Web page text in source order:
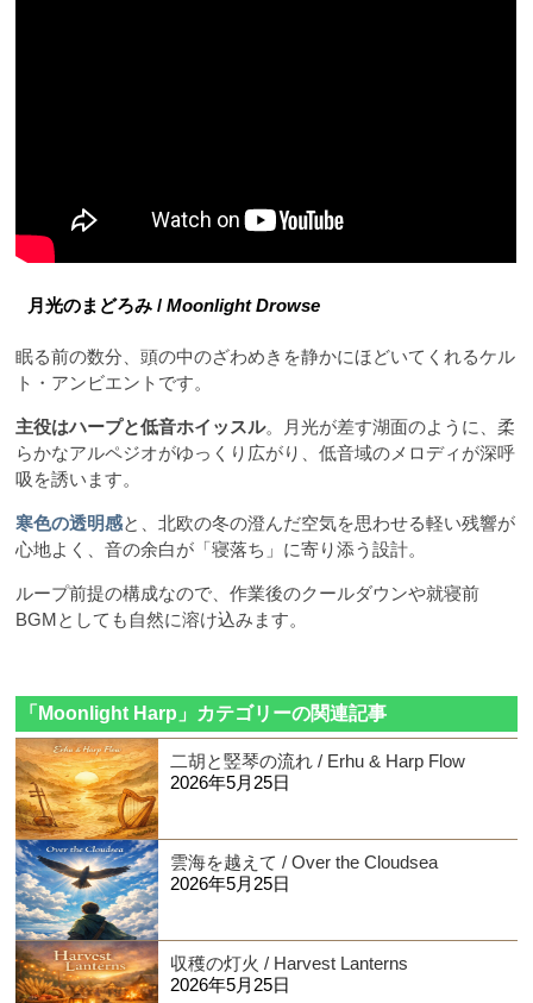
月光のまどろみ /Moonlight Drowse
眠る前の数分、頭の中のざわめきを静かにほどいてくれるケル
ト・アンビエントです。
主役はハープと低音ホイッスル。月光が差す湖面のように、柔
らかなアルペジオがゆっくり広がり、低音域のメロディが深呼
吸を誘います。
寒色の透明感と、北欧の冬の澄んだ空気を思わせる軽い残響が
心地よく、音の余白が「寝落ち」に寄り添う設計。
ループ前提の構成なので、作業後のクールダウンや就寝前
BGMとしても自然に溶け込みます。
「Moonlight Harp」カテゴリーの関連記事
二胡と竪琴の流れ / Erhu & Harp Flow
2026年5月25日
雲海を越えて / Over the Cloudsea
2026年5月25日
収穫の灯火 / Harvest Lanterns
2026年5月25日